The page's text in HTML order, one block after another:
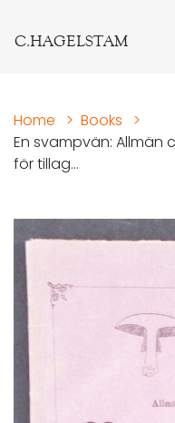
C.HAGELSTAM
Home > Books
>
En svampvän: Allmän
för tillag...